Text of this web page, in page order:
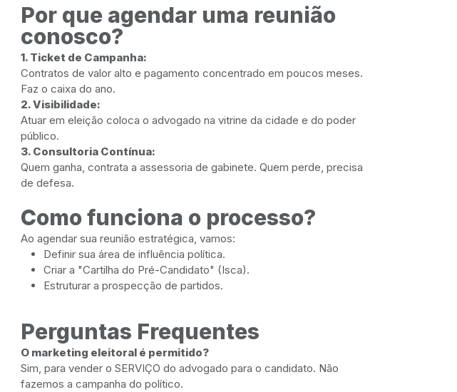
Por que agendar uma reunião
conosco?
1. Ticket de Campanha:
Contratos de valor alto e pagamento concentrado em poucos meses.
Faz o caixa do ano.
2. Visibilidade:
Atuar em eleição coloca o advogado na vitrine da cidade e do poder
público.
3. Consultoria Contínua:
Quem ganha, contrata a assessoria de gabinete. Quem perde, precisa
de defesa.
Como funciona o processo?
Ao agendar sua reunião estratégica, vamos:
Definir sua área de influência política.
Criar a "Cartilha do Pré-Candidato" (Isca).
Estruturar a prospecção de partidos.
Perguntas Frequentes
O marketing eleitoral é permitido?
Sim, para vender o SERVIÇO do advogado para o candidato. Não
fazemos a campanha do político.